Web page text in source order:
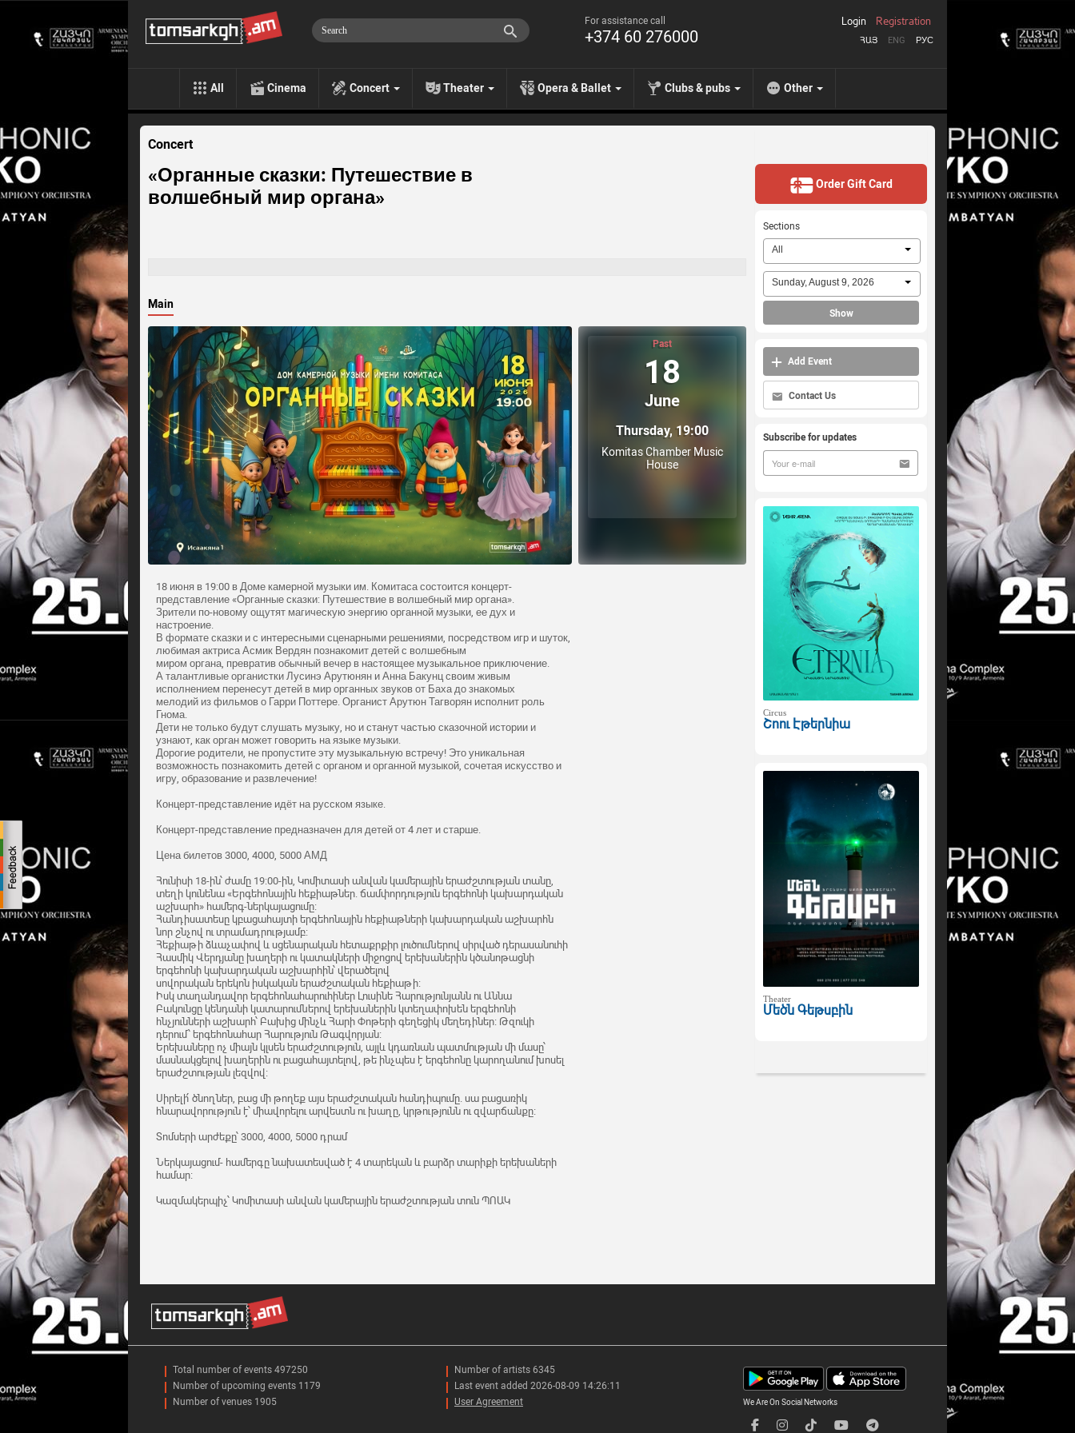
For assistance call
+374 60 276000 ՀԱՅ ENG РУС
Login Registration
All Cinema Concert Theater Opera & Ballet Clubs & pubs Other
Concert
«Органные сказки: Путешествие в
волшебный мир органа»
Main
Past
18
June
Thursday, 19:00
Komitas Chamber Music
House
18 июня в 19:00 в Доме камерной музыки им. Комитаса состоится концерт-
представление «Органные сказки: Путешествие в волшебный мир органа».
Зрители по-новому ощутят магическую энергию органной музыки, ее дух и
настроение.
В формате сказки и с интересными сценарными решениями, посредством игр и шуток,
любимая актриса Асмик Вердян познакомит детей с волшебным
миром органа, превратив обычный вечер в настоящее музыкальное приключение.
А талантливые органистки Лусинэ Арутюнян и Анна Бакунц своим живым
исполнением перенесут детей в мир органных звуков от Баха до знакомых
мелодий из фильмов о Гарри Поттере. Органист Арутюн Тагворян исполнит роль
Гнома.
Дети не только будут слушать музыку, но и станут частью сказочной истории и
узнают, как орган может говорить на языке музыки.
Дорогие родители, не пропустите эту музыкальную встречу! Это уникальная
возможность познакомить детей с органом и органной музыкой, сочетая искусство и
игру, образование и развлечение!
Концерт-представление идёт на русском языке.
Концерт-представление предназначен для детей от 4 лет и старше.
Цена билетов 3000, 4000, 5000 АМД
Հունիսի 18-ին՝ ժամը 19:00-ին, Կոմիտասի անվան կամերային երաժշտության տանը,
տեղի կունենա «Երգեհոնային հեքիաթներ. ճամփորդություն երգեհոնի կախարդական
աշխարհ» համերգ-ներկայացումը։
Հանդիսատեսը կբացահայտի երգեհոնային հեքիաթների կախարդական աշխարհն
նոր շնչով ու տրամադրությամբ։
Հեքիաթի ձևաչափով և սցենարական հետաքրքիր լուծումներով սիրված դերասանուհի
Հասմիկ Վերդյանը խաղերի ու կատակների միջոցով երեխաներին կծանոթացնի
երգեհոնի կախարդական աշխարհին՝ վերածելով
սովորական երեկոն իսկական երաժշտական հեքիաթի։
Իսկ տաղանդավոր երգեհոնահարուհիներ Լուսինե Հարությունյանն ու Աննա
Բակունցը կենդանի կատարումներով երեխաներին կտեղափոխեն երգեհոնի
հնչյունների աշխարհ՝ Բախից մինչև Հարի Փոթերի գեղեցիկ մեղեդիներ։ Թզուկի
դերում՝ երգեհոնահար Հարություն Թագվորյան։
Երեխաները ոչ միայն կլսեն երաժշտություն, այլև կդառնան պատմության մի մասը՝
մասնակցելով խաղերին ու բացահայտելով, թե ինչպես է երգեհոնը կարողանում խոսել
երաժշտության լեզվով։
Սիրելի՛ ծնողներ, բաց մի թողեք այս երաժշտական հանդիպումը. սա բացառիկ
հնարավորություն է՝ միավորելու արվեստն ու խաղը, կրթությունն ու զվարճանքը։
Տոմսերի արժեքը՝ 3000, 4000, 5000 դրամ
Ներկայացում- համերգը նախատեսված է 4 տարեկան և բարձր տարիքի երեխաների
համար։
Կազմակերպիչ՝ Կոմիտասի անվան կամերային երաժշտության տուն ՊՈԱԿ
Order Gift Card
Sections
All
Sunday, August 9, 2026
Show
Add Event
Contact Us
Subscribe for updates
Circus
Շոու Էթերնիա
Theater
Մեծն Գեթսբին
Total number of events 497250
Number of upcoming events 1179
Number of venues 1905
Number of artists 6345
Last event added 2026-08-09 14:26:11
User Agreement
We Are On Social Networks